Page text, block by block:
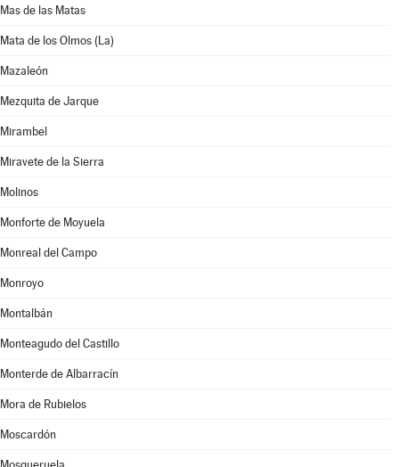
Mas de las Matas
Mata de los Olmos (La)
Mazaleón
Mezquita de Jarque
Mirambel
Miravete de la Sierra
Molinos
Monforte de Moyuela
Monreal del Campo
Monroyo
Montalbán
Monteagudo del Castillo
Monterde de Albarracín
Mora de Rubielos
Moscardón